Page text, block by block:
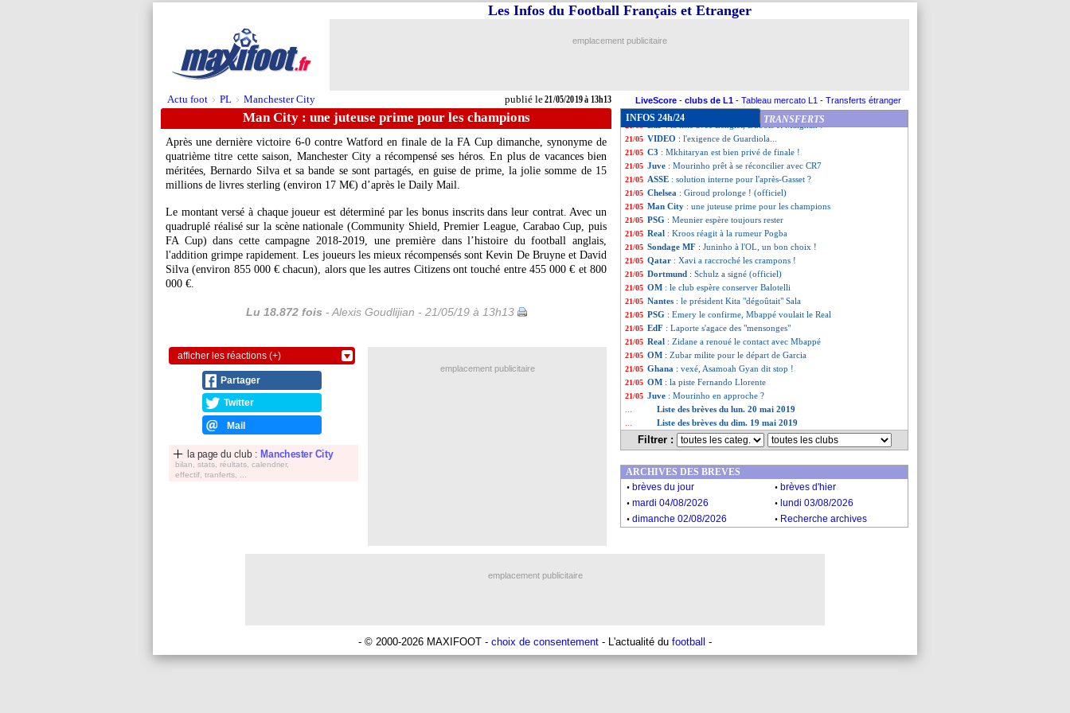
Actu foot > PL > Manchester City publié le21/05/2019 à 13h13
Les Infos du Football Français et Etranger
emplacement publicitaire
LiveScore - clubs de L1 - Tableau mercato L1 - Transferts étranger
Man City : une juteuse prime pour les champions
Après une dernière victoire 6-0 contre Watford en finale de la FA Cup dimanche, synonyme de
quatrième titre cette saison, Manchester City a récompensé ses héros. En plus de vacances bien
méritées, Bernardo Silva et sa bande se sont partagés, en guise de prime, la jolie somme de 15
millions de livres sterling (environ 17 M€) d’après le Daily Mail.
Le montant versé à chaque joueur est déterminé par les bonus inscrits dans leur contrat. Avec un
quadruplé réalisé sur la scène nationale (Community Shield, Premier League, Carabao Cup, puis
FA Cup) dans cette campagne 2018-2019, une première dans l’histoire du football anglais,
l'addition grimpe rapidement. Les joueurs les mieux récompensés sont Kevin De Bruyne et David
Silva (environ 855 000 € chacun), alors que les autres Citizens ont touché entre 455 000 € et 800
000 €.
Lu 18.872 fois - Alexis Goudlijian - 21/05/19 à 13h13
afficher les réactions (+)
Partager
Twitter
Mail
la page du club : Manchester City
bilan, stats, réultats, calendrier,
effectif, tranferts, ...
INFOS 24h/24 TRANSFERTS
21/05 Milan: Leonardo pense à démissionner
21/05 PSG: Mbappé, Dhorasoo n'a pas aimé sa sortie
21/05 Nantes
21/05 ASSE: Rocheteau va imiter Gasset
21/05 Real: ça se confirme pour Hazard
: la liste avec Lenglet, Dubois et Maignan !
21/05 VIDEO : l'exigence de Guardiola...
21/05 C3 : Mkhitaryan est bien privé de finale !
21/05 Juve : Mourinho prêt à se réconcilier avec CR7
21/05 ASSE : solution interne pour l'après-Gasset ?
21/05 Chelsea : Giroud prolonge ! (officiel)
21/05 Man City : une juteuse prime pour les champions
21/05 PSG : Meunier espère toujours rester
21/05 Real : Kroos réagit à la rumeur Pogba
21/05 Sondage MF : Juninho à l'OL, un bon choix !
21/05 Qatar : Xavi a raccroché les crampons !
21/05 Dortmund : Schulz a signé (officiel)
21/05 OM : le club espère conserver Balotelli
21/05 Nantes : le président Kita "dégoûtait" Sala
21/05 PSG : Emery le confirme, Mbappé voulait le Real
21/05 EdF : Laporte s'agace des "mensonges"
21/05 Real : Zidane a renoué le contact avec Mbappé
21/05 OM : Zubar milite pour le départ de Garcia
21/05 Ghana : vexé, Asamoah Gyan dit stop !
21/05 OM : la piste Fernando Llorente
21/05 Juve : Mourinho en approche ?
Liste des brèves du lun. 20 mai 2019
Liste des brèves du dim. 19 mai 2019
Filtrer :
emplacement publicitaire
ARCHIVES DES BREVES
. brèves du jour . brèves d'hier
. mardi 04/08/2026 . lundi 03/08/2026
. dimanche 02/08/2026 . Recherche archives
emplacement publicitaire
- © 2000-2026 MAXIFOOT - choix de consentement - L'actualité du football -